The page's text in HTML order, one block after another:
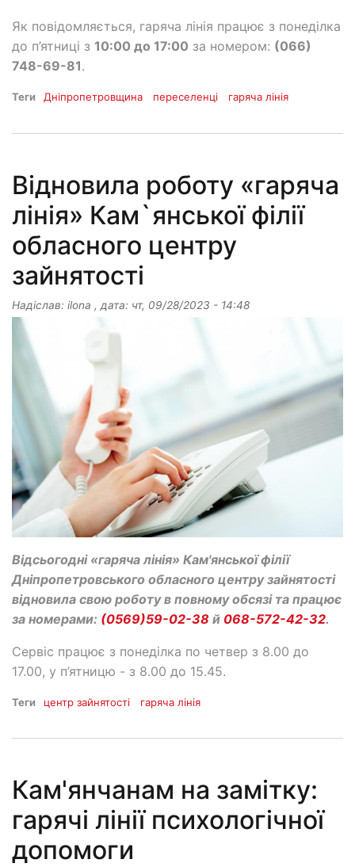
Як повідомляється, гаряча лінія працює з понеділка
до п’ятниці з 10:00 до 17:00 за номером: (066)
748-69-81.
Теги Дніпропетровщина переселенці гаряча лінія
Відновила роботу «гаряча
лінія» Кам`янської філії
обласного центру
зайнятості
Надіслав: ilona , дата: чт, 09/28/2023 - 14:48
Відсьогодні «гаряча лінія» Кам'янської філії
Дніпропетровського обласного центру зайнятості
відновила свою роботу в повному обсязі та працює
за номерами: (0569)59-02-38 й 068-572-42-32.
Сервіс працює з понеділка по четвер з 8.00 до
17.00, у п’ятницю - з 8.00 до 15.45.
Теги центр зайнятості гаряча лінія
Кам'янчанам на замітку:
гарячі лінії психологічної
допомоги